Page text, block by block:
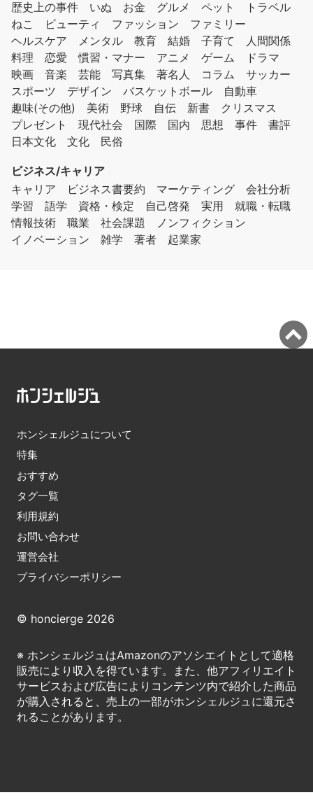
歴史上の事件
いぬ お金 グルメ ペット
トラベル
ねこ
ビューティ ファッション
ファミリー
ヘルスケア
メンタル 教育 結婚 子育て
人間関係
料理
恋愛 慣習・マナー アニメ ゲーム
ドラマ
映画
音楽 芸能 写真集 著名人 コラム
サッカー
スポーツ
デザイン バスケットボール
自動車
趣味(その他)
美術 野球 自伝 新書
クリスマス
プレゼント
現代社会 国際 国内 思想 事件
書評
日本文化
文化 民俗
ビジネス/キャリア
キャリア
ビジネス書要約 マーケティング
会社分析
学習
語学 資格・検定 自己啓発 実用
就職・転職
情報技術
職業 社会課題
ノンフィクション
イノベーション
雑学 著者 起業家
ホンシェルジュについて
特集
おすすめ
タグ一覧
利用規約
お問い合わせ
運営会社
プライバシーポリシー
© honcierge 2026
※ ホンシェルジュはAmazonのアソシエイトとして適格
販売により収入を得ています。また、他アフィリエイト
サービスおよび広告によりコンテンツ内で紹介した商品
が購入されると、売上の一部がホンシェルジュに還元さ
れることがあります。